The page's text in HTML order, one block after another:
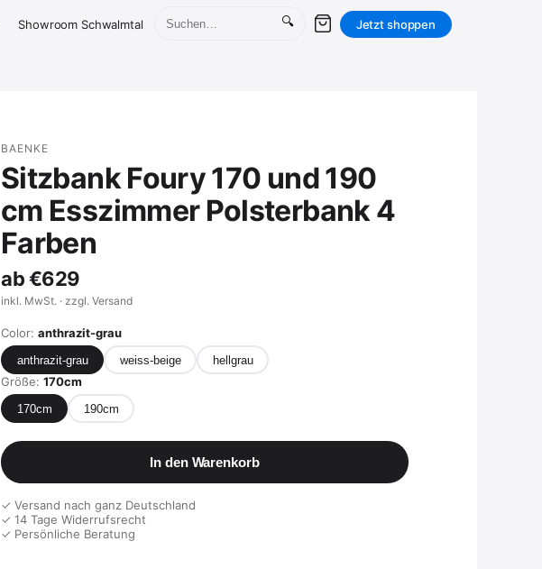
Showroom Schwalmtal 🔍 Jetzt shoppen
BAENKE
Sitzbank Foury 170 und 190
cm Esszimmer Polsterbank 4
Farben
ab€629
inkl. MwSt. · zzgl. Versand
Color: anthrazit-grau
anthrazit-grau weiss-beige hellgrau
Größe: 170cm
170cm 190cm
In den Warenkorb
✓ Versand nach ganz Deutschland
✓ 14 Tage Widerrufsrecht
✓ Persönliche Beratung